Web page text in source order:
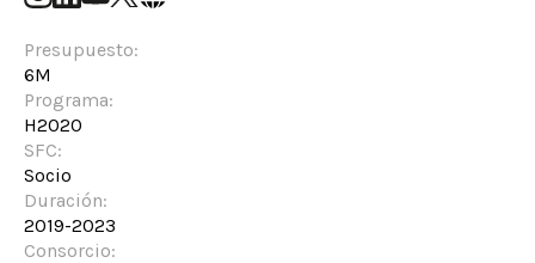
Presupuesto:
6M
Programa:
H2020
SFC:
Socio
Duración:
2019-2023
Consorcio: